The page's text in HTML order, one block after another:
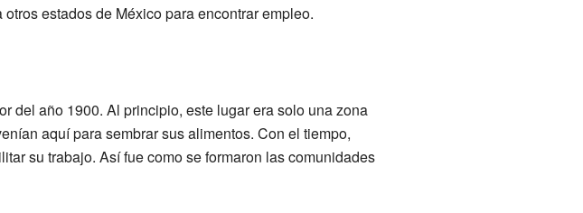
estados de México para encontrar empleo.
del año 1900. Al principio, este lugar era solo una zona
aquí para sembrar sus alimentos. Con el tiempo,
su trabajo. Así fue como se formaron las comunidades